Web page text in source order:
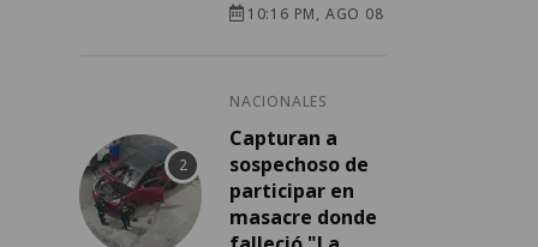
10:16 PM, AGO 08
NACIONALES
Capturan a
sospechoso de
participar en
masacre donde